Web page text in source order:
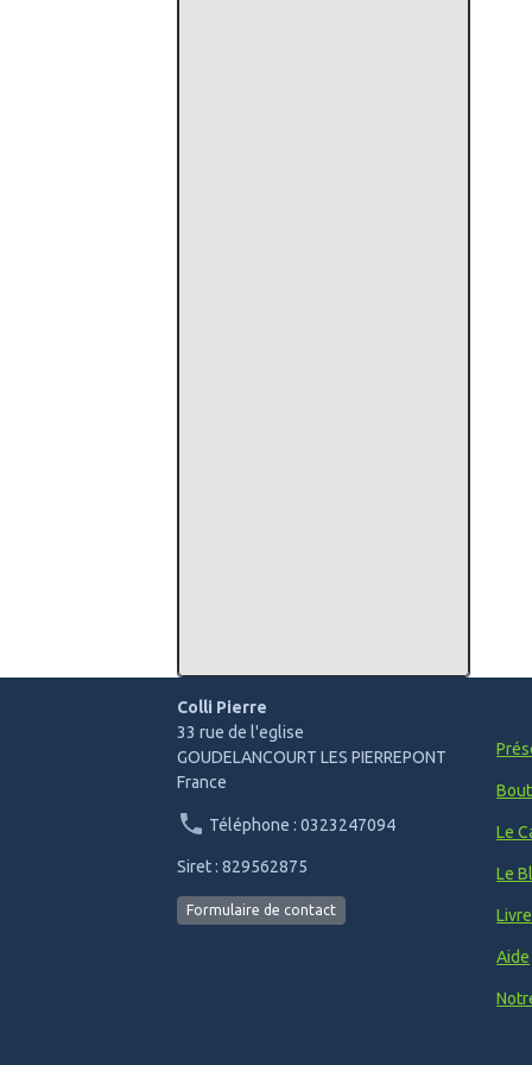
Colli Pierre
33 rue de l'eglise
GOUDELANCOURT LES PIERREPONT
France
Téléphone : 0323247094
Siret : 829562875
Formulaire de contact
Le
Le
Aide